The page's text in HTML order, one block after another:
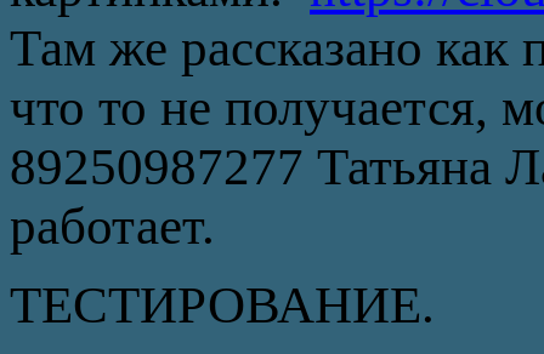
Там же рассказано как
что то не получается,
89250987277 Татьяна
работает.
ТЕСТИРОВАНИЕ.